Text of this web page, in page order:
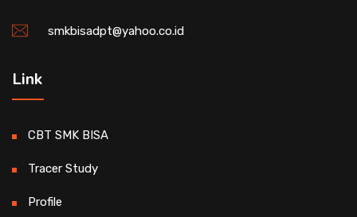
smkbisadpt@yahoo.co.id
Link
CBT SMK BISA
Tracer Study
Profile